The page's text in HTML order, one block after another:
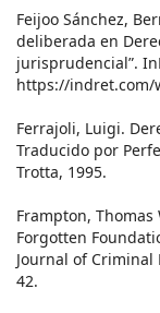
Feijoo Sánchez,
deliberada en
jurisprudencial”.
https://
Ferrajoli, Luigi.
Traducido por
Trotta, 1995.
Frampton,
Forgotten
Journal of Criminal
42.